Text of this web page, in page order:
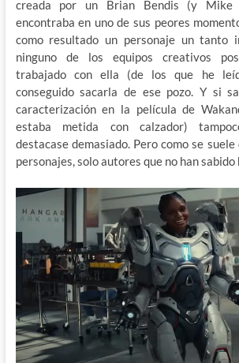
creada por un Brian Bendis (y Mike
encontraba en uno de sus peores
como resultado un personaje un tanto
ninguno de los equipos creativos
trabajado con ella (de los que he
conseguido sacarla de ese pozo. Y si
caracterización en la película de
estaba metida con calzador)
destacase demasiado. Pero como se
personajes, solo autores que no han